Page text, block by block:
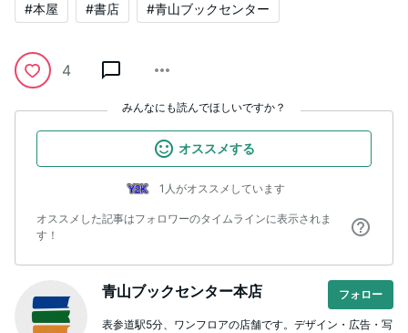
#本屋 #書店 #青山ブックセンター
4
みんなにも読んでほしいですか？
オススメする
1人がオススメしています
オススメした記事はフォロワーのタイムラインに表示されま
す！
青山ブックセンター本店 フォロー
表参道駅5分、ワンフロアの店舗です。デザイン・広告・写